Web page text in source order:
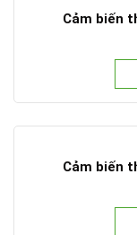
Cảm biến
Cảm biến